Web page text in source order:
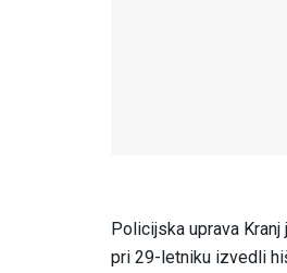
Policijska uprava
pri 29-letniku izvedli